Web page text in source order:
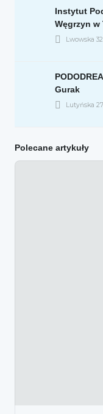
Instytut
Węgrzyn w
Lwowska
Gurak
Lutyńska
Polecane artykuły